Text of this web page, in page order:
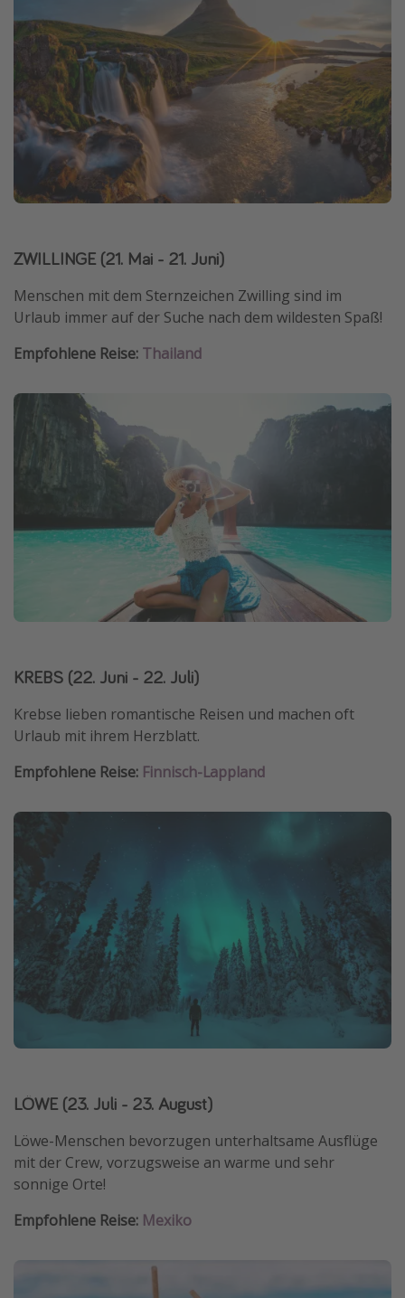
ZWILLINGE (21. Mai - 21. Juni)
Menschen mit dem Sternzeichen Zwilling sind im
Urlaub immer auf der Suche nach dem wildesten Spaß!
Empfohlene Reise: Thailand
KREBS (22. Juni - 22. Juli)
Krebse lieben romantische Reisen und machen oft
Urlaub mit ihrem Herzblatt.
Empfohlene Reise: Finnisch-Lappland
LÖWE (23. Juli - 23. August)
Löwe-Menschen bevorzugen unterhaltsame Ausflüge
mit der Crew, vorzugsweise an warme und sehr
sonnige Orte!
Empfohlene Reise: Mexiko